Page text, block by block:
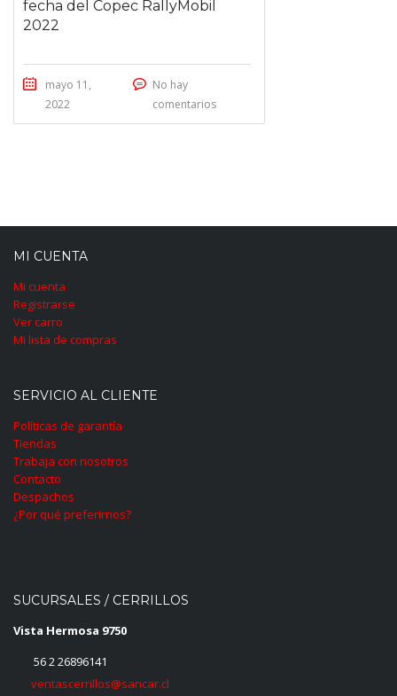
fecha del Copec RallyMobil
2022
mayo 11,
2022
No hay
comentarios
MI CUENTA
Mi cuenta
Registrarse
Ver carro
Mi lista de compras
SERVICIO AL CLIENTE
Políticas de garantía
Tiendas
Trabaja con nosotros
Contacto
Despachos
¿Por qué preferirnos?
SUCURSALES / CERRILLOS
Vista Hermosa 9750
56 2 26896141
ventascerrillos@sancar.cl